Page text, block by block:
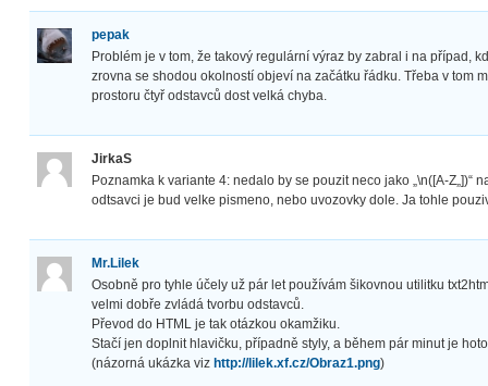
pepak
Problém je v tom, že takový regulární výraz by zabral i na případ,
zrovna se shodou okolností objeví na začátku řádku. Třeba v tom
prostoru čtyř odstavců dost velká chyba.
JirkaS
Poznamka k variante 4: nedalo by se pouzit neco jako „\n([A-Z„])“
odtsavci je bud velke pismeno, nebo uvozovky dole. Ja tohle
Mr.Lilek
Osobně pro tyhle účely už pár let používám šikovnou utilitku
velmi dobře zvládá tvorbu odstavců.
Převod do HTML je tak otázkou okamžiku.
Stačí jen doplnit hlavičku, případně styly, a během pár minut je
(názorná ukázka viz http://lilek.xf.cz/Obraz1.png)